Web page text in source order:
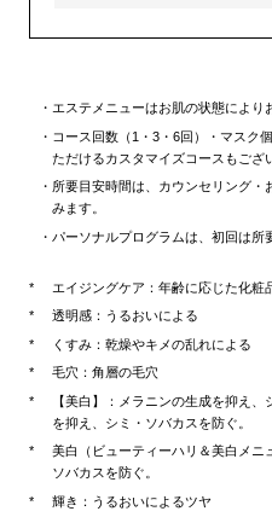
エステメニューはお肌の状態により
コース回数（1・3・6回）・マスク
ただけるカスタマイズコースもござ
所要目安時間は、カウンセリング
みます。
パーソナルプログラムは、初回は所
エイジングケア：年齢に応じた化粧
透明感：うるおいによる
くすみ：乾燥やキメの乱れによる
毛穴：角層の毛穴
【美白】：メラニンの生成を抑え
を抑え、シミ・ソバカスを防ぐ。
美白（ビューティーハリ＆美白メニ
ソバカスを防ぐ。
輝き：うるおいによるツヤ